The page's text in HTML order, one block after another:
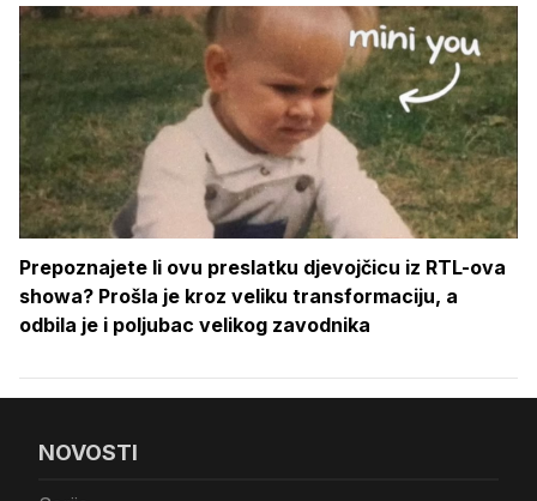
Prepoznajete li ovu preslatku djevojčicu iz RTL-ova
showa? Prošla je kroz veliku transformaciju, a
odbila je i poljubac velikog zavodnika
NOVOSTI